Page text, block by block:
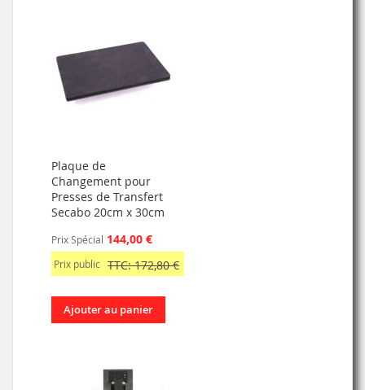
Plaque de
Changement pour
Presses de Transfert
Secabo 20cm x 30cm
Prix Spécial 144,00 €
Prix public TTC: 172,80 €
Ajouter au panier